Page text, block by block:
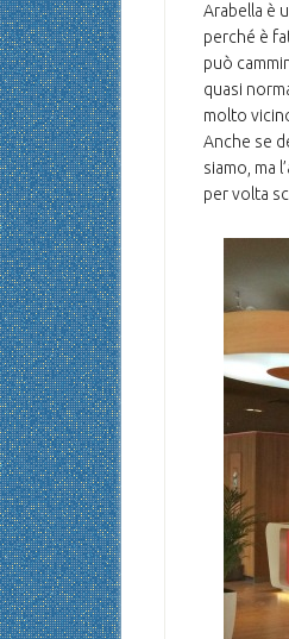
Arabella è
perché è
può
quasi
molto
Anche se
siamo, ma
per volta